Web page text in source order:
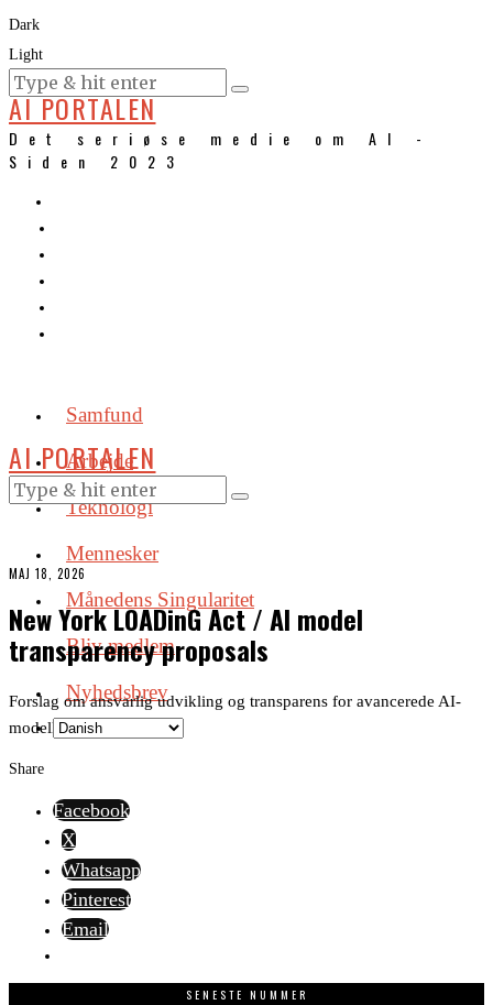
Dark
Light
KURSER
AI PORTALEN
Det seriøse medie om AI -
Siden 2023
Samfund
Arbejde
Teknologi
Mennesker
Månedens Singularitet
Bliv medlem
Nyhedsbrev
AI PORTALEN
MAJ 18, 2026
New York LOADinG Act / AI model
transparency proposals
Forslag om ansvarlig udvikling og transparens for avancerede AI-
modeller.
Share
Facebook
X
Whatsapp
Pinterest
Email
SENESTE NUMMER